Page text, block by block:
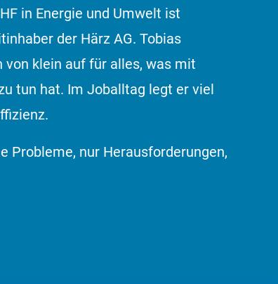
in Energie und Umwelt ist
der Härz AG. Tobias
klein auf für alles, was mit
tun hat. Im Joballtag legt er viel
Probleme, nur Herausforderungen,